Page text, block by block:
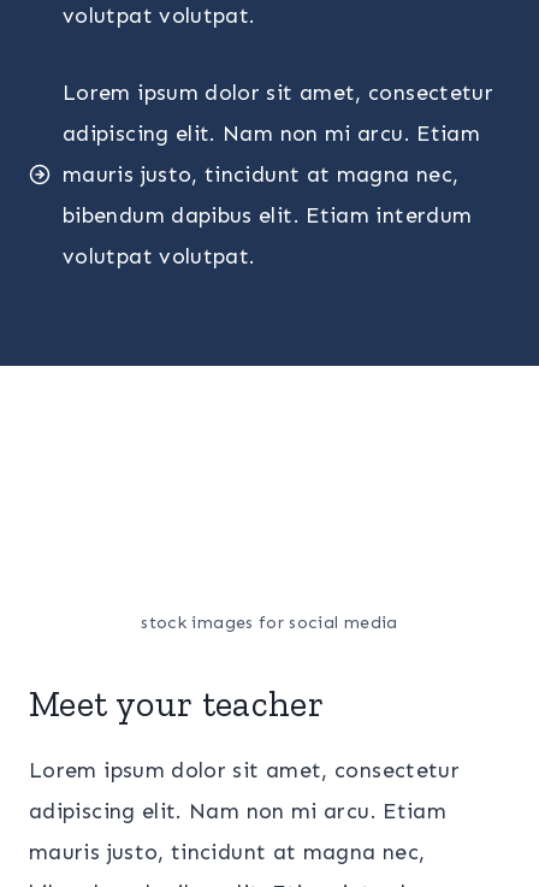
volutpat volutpat.
Lorem ipsum dolor sit amet, consectetur
adipiscing elit. Nam non mi arcu. Etiam
mauris justo, tincidunt at magna nec,
bibendum dapibus elit. Etiam interdum
volutpat volutpat.
stock images for social media
Meet your teacher
Lorem ipsum dolor sit amet, consectetur
adipiscing elit. Nam non mi arcu. Etiam
mauris justo, tincidunt at magna nec,